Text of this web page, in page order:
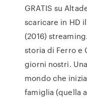
GRATIS su
scaricare in HD
(2016)
storia di Ferro e
giorni nostri.
mondo che
famiglia (quella